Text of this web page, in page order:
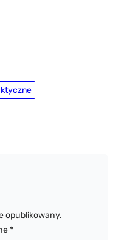
opublikowany.
*